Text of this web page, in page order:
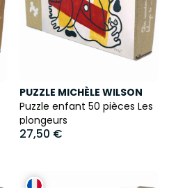
PUZZLE MICHÈLE WILSON
Puzzle enfant 50 pièces Les
plongeurs
27,50 €